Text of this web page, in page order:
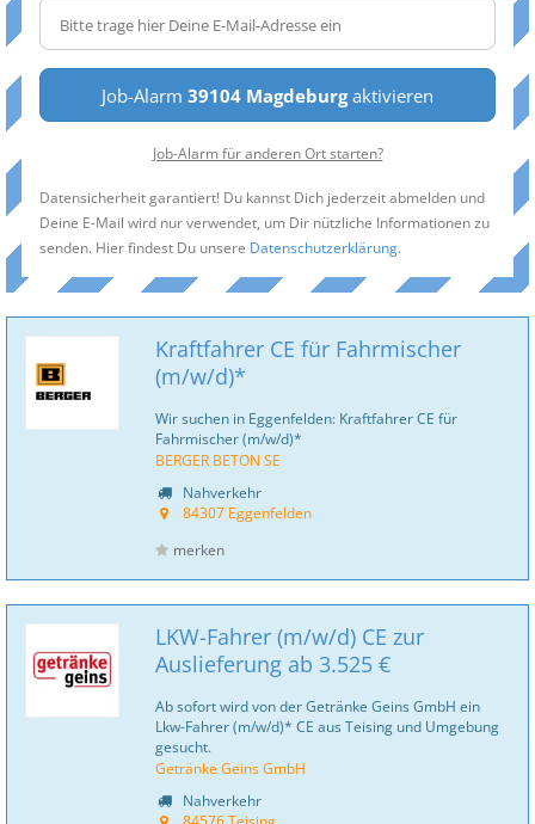
Job-Alarm 39104 Magdeburgaktivieren
Job-Alarm für anderen Ort starten?
Datensicherheit garantiert! Du kannst Dich jederzeit abmelden und
Deine E-Mail wird nur verwendet, um Dir nützliche Informationen zu
senden. Hier findest Du unsere Datenschutzerklärung.
Kraftfahrer CE für Fahrmischer
(m/w/d)*
Wir suchen in Eggenfelden: Kraftfahrer CE für
Fahrmischer (m/w/d)*
BERGER BETON SE
Nahverkehr
84307 Eggenfelden
merken
LKW-Fahrer (m/w/d) CE zur
Auslieferung ab 3.525 €
Ab sofort wird von der Getränke Geins GmbH ein
Lkw-Fahrer (m/w/d)* CE aus Teising und Umgebung
gesucht.
Getränke Geins GmbH
Nahverkehr